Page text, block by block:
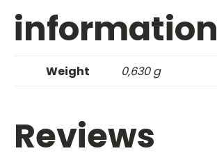
information
Weight 0,630 g
Reviews